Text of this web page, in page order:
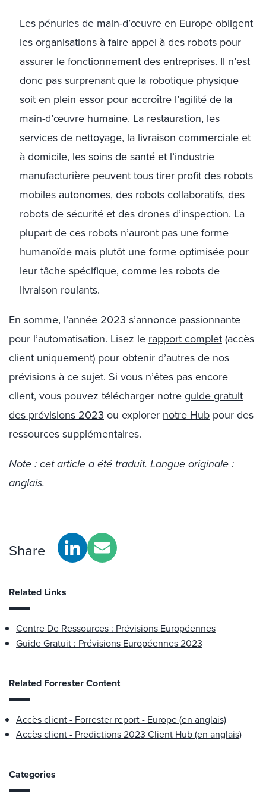
Les pénuries de main-d’œuvre en Europe obligent
les organisations à faire appel à des robots pour
assurer le fonctionnement des entreprises. Il n’est
donc pas surprenant que la robotique physique
soit en plein essor pour accroître l’agilité de la
main-d’œuvre humaine. La restauration, les
services de nettoyage, la livraison commerciale et
à domicile, les soins de santé et l’industrie
manufacturière peuvent tous tirer profit des robots
mobiles autonomes, des robots collaboratifs, des
robots de sécurité et des drones d’inspection. La
plupart de ces robots n’auront pas une forme
humanoïde mais plutôt une forme optimisée pour
leur tâche spécifique, comme les robots de
livraison roulants.
En somme, l’année 2023 s’annonce passionnante
pour l’automatisation. Lisez le rapport complet(accès
client uniquement) pour obtenir d’autres de nos
prévisions à ce sujet. Si vous n’êtes pas encore
client, vous pouvez télécharger notreguide gratuit
des prévisions 2023 ou explorer notre Hub pour des
ressources supplémentaires.
Note : cet article a été traduit. Langue originale :
anglais.
Share
Related Links
Centre De Ressources : Prévisions Européennes
Guide Gratuit : Prévisions Européennes 2023
Related Forrester Content
Accès client - Forrester report - Europe (en anglais)
Accès client - Predictions 2023 Client Hub (en anglais)
Categories